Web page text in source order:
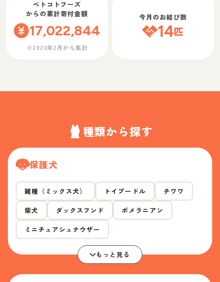
ペトコトフーズ
からの累計寄付金額
17,022,844
※2020年2月から集計
今月のお結び数
14匹
種類から探す
保護犬
雑種（ミックス犬） トイプードル チワワ
柴犬 ダックスフンド ポメラニアン
ミニチュアシュナウザー
もっと見る